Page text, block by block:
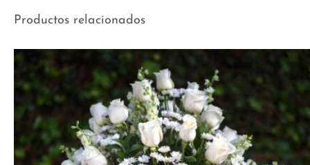
Productos relacionados